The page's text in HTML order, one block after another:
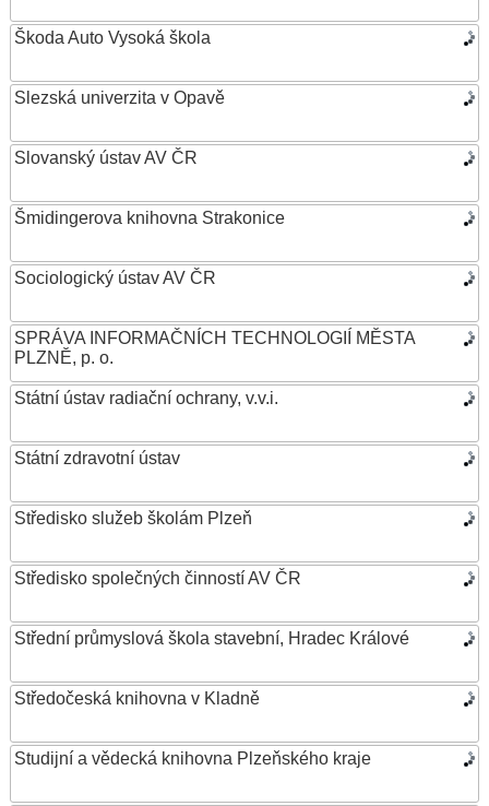
Škoda Auto Vysoká škola
Slezská univerzita v Opavě
Slovanský ústav AV ČR
Šmidingerova knihovna Strakonice
Sociologický ústav AV ČR
SPRÁVA INFORMAČNÍCH TECHNOLOGIÍ MĚSTA
PLZNĚ, p. o.
Státní ústav radiační ochrany, v.v.i.
Státní zdravotní ústav
Středisko služeb školám Plzeň
Středisko společných činností AV ČR
Střední průmyslová škola stavební, Hradec Králové
Středočeská knihovna v Kladně
Studijní a vědecká knihovna Plzeňského kraje